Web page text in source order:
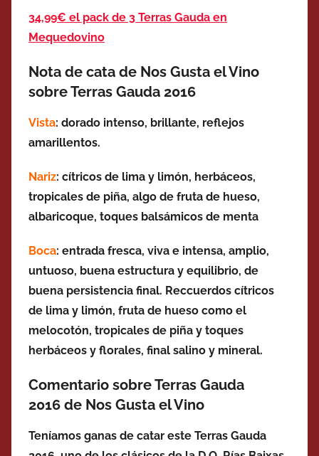
34,99€ el pack de 3 Terras Gauda en
Mequedovino
Nota de cata de Nos Gusta el Vino
sobre Terras Gauda 2016
Vista: dorado intenso, brillante, reflejos
amarillentos.
Nariz: cítricos de lima y limón, herbáceos,
tropicales de piña, algo de fruta de hueso,
albaricoque, toques balsámicos de menta
Boca: entrada fresca, viva e intensa, amplio,
untuoso, buena estructura y equilibrio, de
buena persistencia final. Reccuerdos cítricos
de lima y limón, fruta de hueso como el
melocotón, tropicales de piña y toques
herbáceos y florales, final salino y mineral.
Comentario sobre Terras Gauda
2016 de Nos Gusta el Vino
Teníamos ganas de catar este Terras Gauda